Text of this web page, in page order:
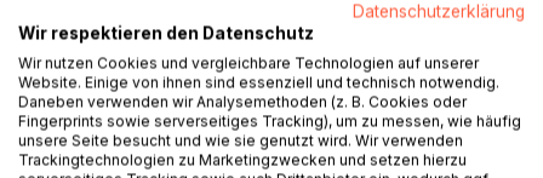
Datenschutzerklärung
Wir respektieren den Datenschutz
Wir nutzen Cookies und vergleichbare Technologien auf unserer
Website. Einige von ihnen sind essenziell und technisch notwendig.
Daneben verwenden wir Analysemethoden (z. B. Cookies oder
Fingerprints sowie serverseitiges Tracking), um zu messen, wie häufig
unsere Seite besucht und wie sie genutzt wird. Wir verwenden
Trackingtechnologien zu Marketingzwecken und setzen hierzu